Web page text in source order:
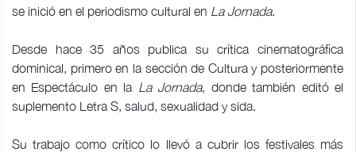
se inició en el periodismo cultural en La Jornada.
Desde hace 35 años publica su crítica cinematográfica
dominical, primero en la sección de Cultura y posteriormente
en Espectáculo en la La Jornada, donde también editó el
suplemento Letra S, salud, sexualidad y sida.
Su trabajo como crítico lo llevó a cubrir los festivales más